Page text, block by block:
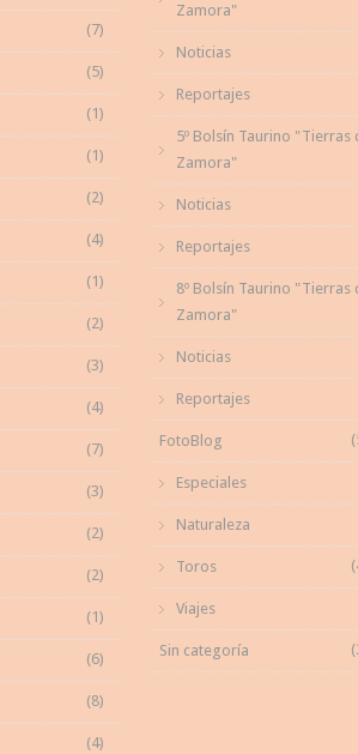
(7)
(5)
(1)
(1)
(2)
(4)
(1)
(2)
(3)
(4)
(7)
(3)
(2)
(2)
(1)
(6)
(8)
(4)
Zamora"
Noticias
Reportajes
5º Bolsín Taurino "Tierras
Zamora"
Noticias
Reportajes
8º Bolsín Taurino "Tierras
Zamora"
Noticias
Reportajes
FotoBlog
Especiales
Naturaleza
Toros
Viajes
Sin categoría